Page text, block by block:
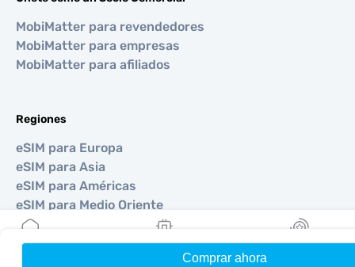
Comprar ahora
MobiMatter para revendedores
MobiMatter para empresas
MobiMatter para afiliados
Regiones
eSIM para Europa
eSIM para Asia
eSIM para Américas
eSIM para Medio Oriente
eSIM para Oceanía
eSIM para África
Mis eSIMs